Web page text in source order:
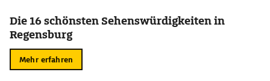
Die 16 schönsten Sehenswürdigkeiten in
Regensburg
Mehr erfahren